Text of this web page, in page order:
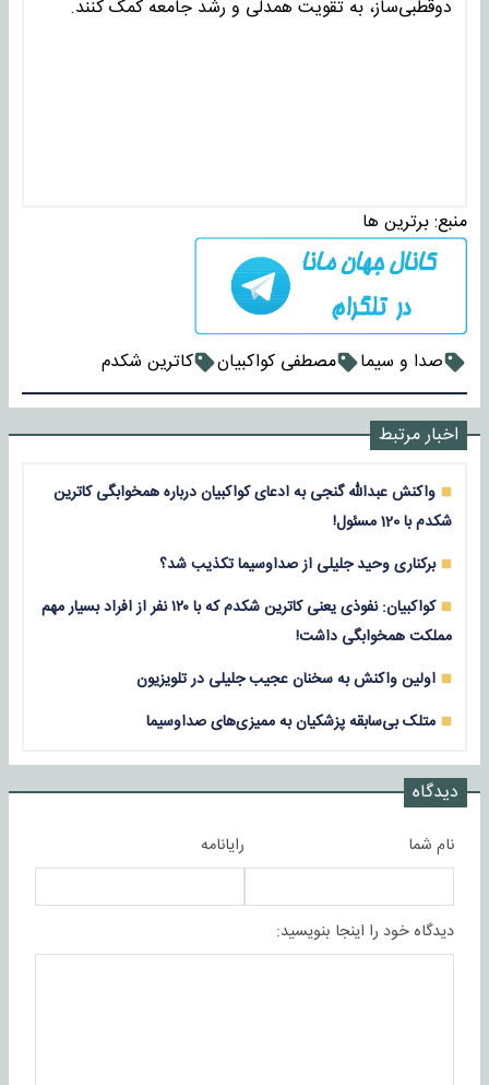
دوقطبی‌ساز، به تقویت همدلی و رشد جامعه کمک کنند.
منبع:برترین ها
صدا و سیما مصطفی کواکبیان کاترین شکدم
اخبار مرتبط
واکنش عبدالله گنجی به ادعای کواکبیان درباره همخوابگی کاترین
شکدم با 120 مسئول!
برکناری وحید جلیلی از صداوسیما تکذیب شد؟
کواکبیان: نفوذی یعنی کاترین شکدم که با ۱۲۰ نفر از افراد بسیار مهم
مملکت همخوابگی داشت!
اولین واکنش به سخنان عجیب جلیلی در تلویزیون
متلک بی‌سابقه پزشکیان به ممیزی‌های صداوسیما
دیدگاه
نام شما رایانامه
دیدگاه خود را اینجا بنویسید: